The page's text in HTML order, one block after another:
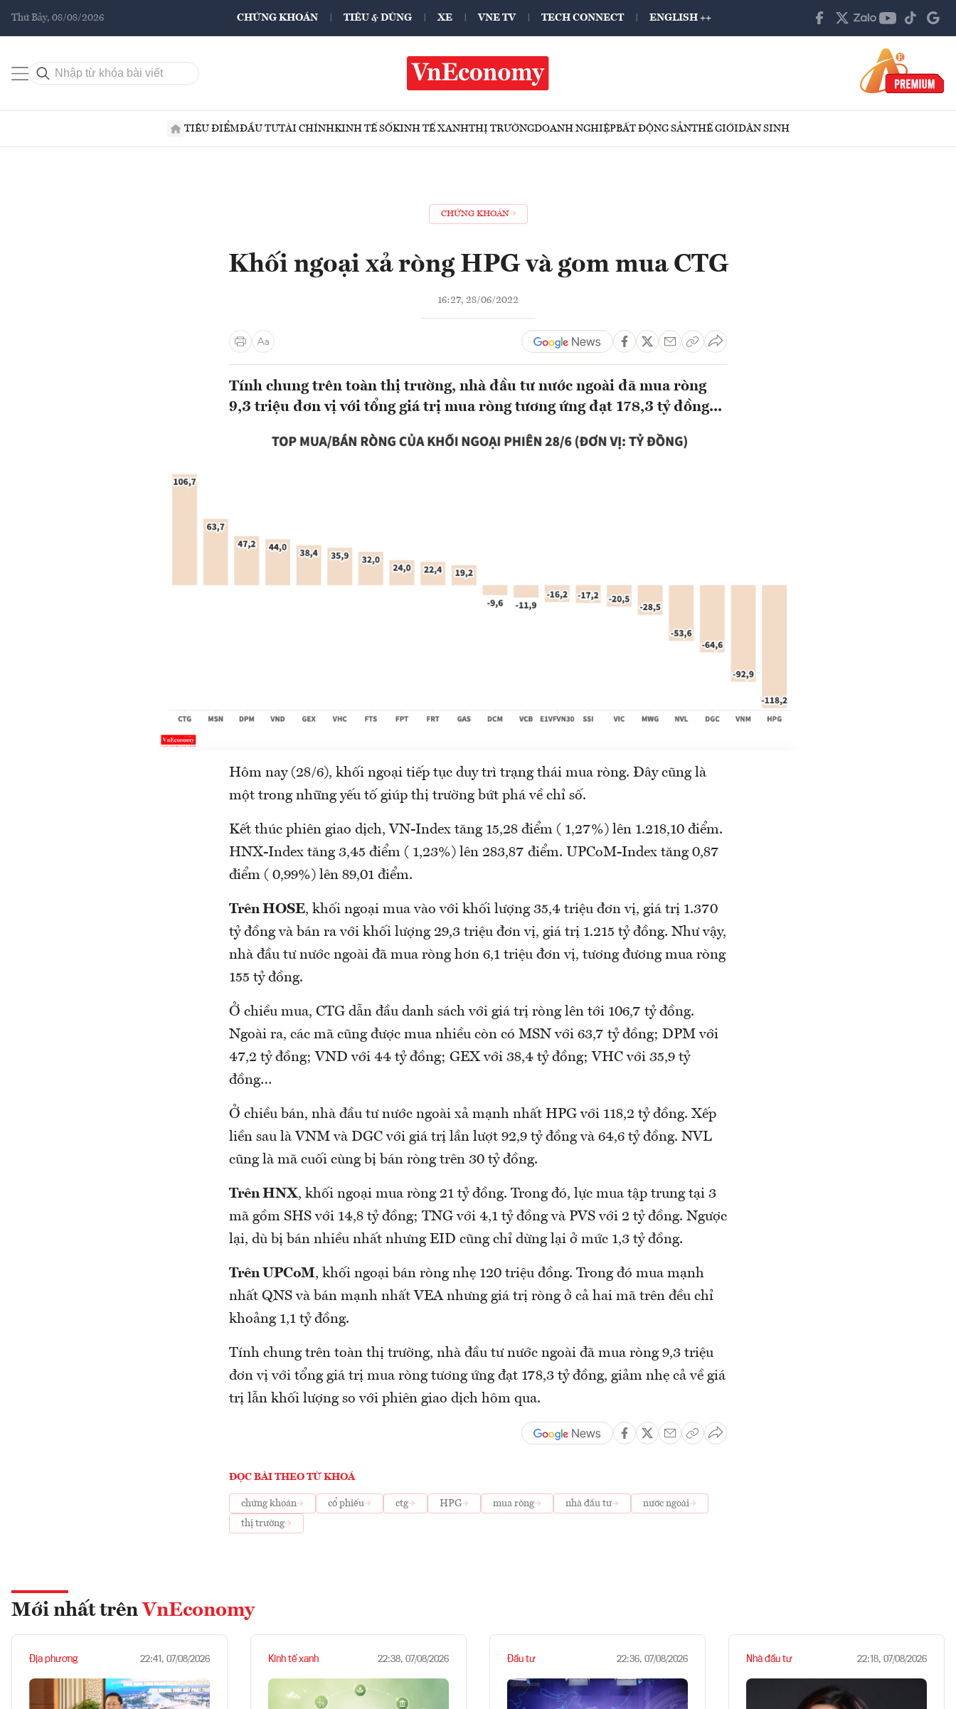
Thứ Bảy, 08/08/2026 CHỨNG KHOÁN TIÊU & DÙNG XE VNE TV TECH CONNECT ENGLISH ++
TIÊU ĐIỂMĐẦU TƯTÀI CHÍNHKINH TẾ SỐKINH TẾ XANHTHỊ TRƯỜNGDOANH NGHIỆPBẤT ĐỘNG SẢNTHẾ GIỚIDÂN SINH
CHỨNG KHOÁN
Khối ngoại xả ròng HPG và gom mua CTG
16:27, 28/06/2022
Tính chung trên toàn thị trường, nhà đầu tư nước ngoài đã mua ròng
9,3 triệu đơn vị với tổng giá trị mua ròng tương ứng đạt 178,3 tỷ đồng...
Hôm nay (28/6), khối ngoại tiếp tục duy trì trạng thái mua ròng. Đây cũng là
một trong những yếu tố giúp thị trường bứt phá về chỉ số.
Kết thúc phiên giao dịch, VN-Index tăng 15,28 điểm ( 1,27%) lên 1.218,10 điểm.
HNX-Index tăng 3,45 điểm ( 1,23%) lên 283,87 điểm. UPCoM-Index tăng 0,87
điểm ( 0,99%) lên 89,01 điểm.
Trên HOSE, khối ngoại mua vào với khối lượng 35,4 triệu đơn vị, giá trị 1.370
tỷ đồng và bán ra với khối lượng 29,3 triệu đơn vị, giá trị 1.215 tỷ đồng. Như vậy,
nhà đầu tư nước ngoài đã mua ròng hơn 6,1 triệu đơn vị, tương đương mua ròng
155 tỷ đồng.
Ở chiều mua, CTG dẫn đầu danh sách với giá trị ròng lên tới 106,7 tỷ đồng.
Ngoài ra, các mã cũng được mua nhiều còn có MSN với 63,7 tỷ đồng; DPM với
47,2 tỷ đồng; VND với 44 tỷ đồng; GEX với 38,4 tỷ đồng; VHC với 35,9 tỷ
đồng…
Ở chiều bán, nhà đầu tư nước ngoài xả mạnh nhất HPG với 118,2 tỷ đồng. Xếp
liền sau là VNM và DGC với giá trị lần lượt 92,9 tỷ đồng và 64,6 tỷ đồng. NVL
cũng là mã cuối cùng bị bán ròng trên 30 tỷ đồng.
Trên HNX, khối ngoại mua ròng 21 tỷ đồng. Trong đó, lực mua tập trung tại 3
mã gồm SHS với 14,8 tỷ đồng; TNG với 4,1 tỷ đồng và PVS với 2 tỷ đồng. Ngược
lại, dù bị bán nhiều nhất nhưng EID cũng chỉ dừng lại ở mức 1,3 tỷ đồng.
Trên UPCoM, khối ngoại bán ròng nhẹ 120 triệu đồng. Trong đó mua mạnh
nhất QNS và bán mạnh nhất VEA nhưng giá trị ròng ở cả hai mã trên đều chỉ
khoảng 1,1 tỷ đồng.
Tính chung trên toàn thị trường, nhà đầu tư nước ngoài đã mua ròng 9,3 triệu
đơn vị với tổng giá trị mua ròng tương ứng đạt 178,3 tỷ đồng, giảm nhẹ cả về giá
trị lẫn khối lượng so với phiên giao dịch hôm qua.
ĐỌC BÀI THEO TỪ KHOÁ
chứng khoán cổ phiếu ctg HPG mua ròng nhà đầu tư
nước ngoài
thị trường
Mới nhất trên VnEconomy
Địa phương 22:41, 07/08/2026 Kinh tế xanh 22:38, 07/08/2026 Đầu tư 22:36, 07/08/2026 Nhà đầu tư 22:18, 07/08/2026